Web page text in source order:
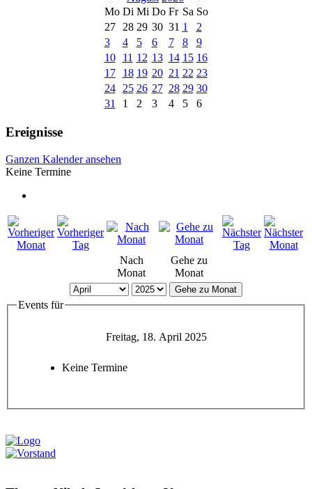
Mo Di Mi Do Fr Sa So
27
28 29 30 31 1
2
3
4 5 6 7 8
9
10
11 12 13 14 15 16
17
18 19 20 21 22 23
24
25 26 27 28 29 30
31
1 2 3 4 5 6
Ereignisse
Ganzen Kalender ansehen
Keine Termine
Nach
Monat
Gehe zu
Monat
Gehe zu Monat
Events für
Freitag, 18. April 2025
Keine Termine